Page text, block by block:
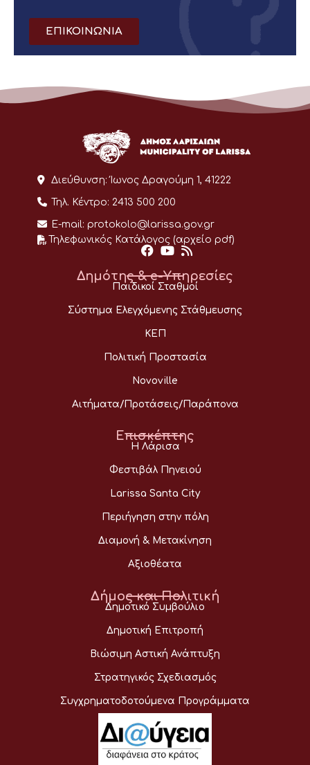
ΕΠΙΚΟΙΝΩΝΙΑ
Διεύθυνση: Ίωνος Δραγούμη 1, 41222
Τηλ. Κέντρο: 2413 500 200
E-mail: protokolo@larissa.gov.gr
Τηλεφωνικός Κατάλογος (αρχείο pdf)
Δημότης & e-Υπηρεσίες
Παιδικοί Σταθμοί
Σύστημα Ελεγχόμενης Στάθμευσης
ΚΕΠ
Πολιτική Προστασία
Novoville
Αιτήματα/Προτάσεις/Παράπονα
Επισκέπτης
Η Λάρισα
Φεστιβάλ Πηνειού
Larissa Santa City
Περιήγηση στην πόλη
Διαμονή & Μετακίνηση
Αξιοθέατα
Δήμος και Πολιτική
Δημοτικό Συμβούλιο
Δημοτική Επιτροπή
Βιώσιμη Αστική Ανάπτυξη
Στρατηγικός Σχεδιασμός
Συγχρηματοδοτούμενα Προγράμματα